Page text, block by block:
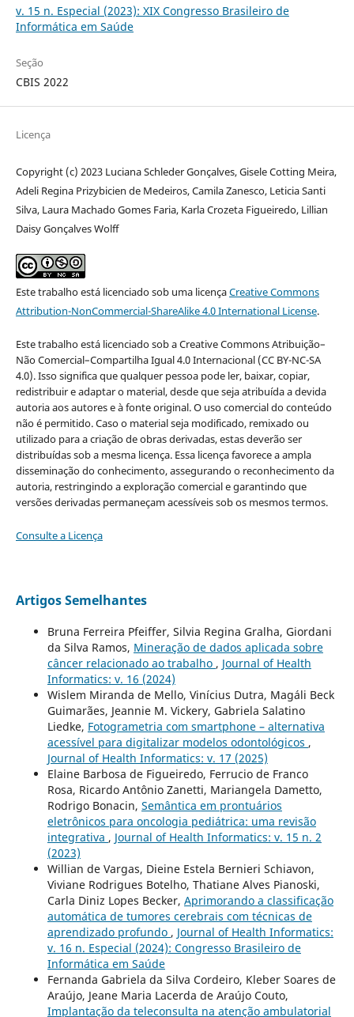
v. 15 n. Especial (2023): XIX Congresso Brasileiro de
Informática em Saúde
Seção
CBIS 2022
Licença
Copyright (c) 2023 Luciana Schleder Gonçalves, Gisele Cotting Meira,
Adeli Regina Prizybicien de Medeiros, Camila Zanesco, Leticia Santi
Silva, Laura Machado Gomes Faria, Karla Crozeta Figueiredo, Lillian
Daisy Gonçalves Wolff
Este trabalho está licenciado sob uma licençaCreative Commons
Attribution-NonCommercial-ShareAlike 4.0 International License.
Este trabalho está licenciado sob a Creative Commons Atribuição–
Não Comercial–Compartilha Igual 4.0 Internacional (CC BY-NC-SA
4.0). Isso significa que qualquer pessoa pode ler, baixar, copiar,
redistribuir e adaptar o material, desde que seja atribuída a devida
autoria aos autores e à fonte original. O uso comercial do conteúdo
não é permitido. Caso o material seja modificado, remixado ou
utilizado para a criação de obras derivadas, estas deverão ser
distribuídas sob a mesma licença. Essa licença favorece a ampla
disseminação do conhecimento, assegurando o reconhecimento da
autoria, restringindo a exploração comercial e garantindo que
versões derivadas permaneçam acessíveis sob os mesmos termos.
Consulte a Licença
Artigos Semelhantes
Bruna Ferreira Pfeiffer, Silvia Regina Gralha, Giordani
da Silva Ramos, Mineração de dados aplicada sobre
câncer relacionado ao trabalho , Journal of Health
Informatics: v. 16 (2024)
Wislem Miranda de Mello, Vinícius Dutra, Magáli Beck
Guimarães, Jeannie M. Vickery, Gabriela Salatino
Liedke, Fotogrametria com smartphone – alternativa
acessível para digitalizar modelos odontológicos ,
Journal of Health Informatics: v. 17 (2025)
Elaine Barbosa de Figueiredo, Ferrucio de Franco
Rosa, Ricardo Antônio Zanetti, Mariangela Dametto,
Rodrigo Bonacin, Semântica em prontuários
eletrônicos para oncologia pediátrica: uma revisão
integrativa , Journal of Health Informatics: v. 15 n. 2
(2023)
Willian de Vargas, Dieine Estela Bernieri Schiavon,
Viviane Rodrigues Botelho, Thatiane Alves Pianoski,
Carla Diniz Lopes Becker, Aprimorando a classificação
automática de tumores cerebrais com técnicas de
aprendizado profundo , Journal of Health Informatics:
v. 16 n. Especial (2024): Congresso Brasileiro de
Informática em Saúde
Fernanda Gabriela da Silva Cordeiro, Kleber Soares de
Araújo, Jeane Maria Lacerda de Araújo Couto,
Implantação da teleconsulta na atenção ambulatorial